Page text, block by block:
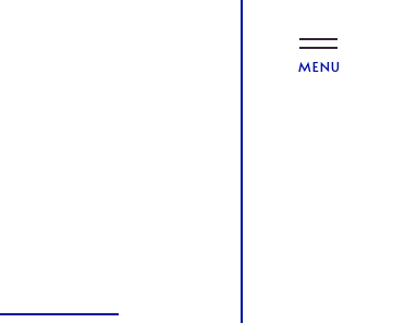
MENU